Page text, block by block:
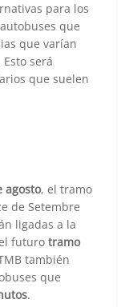
para los
que
que varían
será
que suelen
agosto, el tramo
de Setembre
ligadas a la
el futurotramo
también
que
.